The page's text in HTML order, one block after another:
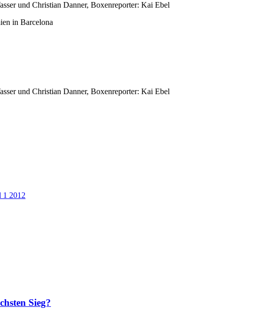
und Christian Danner, Boxenreporter: Kai Ebel
in Barcelona
und Christian Danner, Boxenreporter: Kai Ebel
1 2012
Sieg?